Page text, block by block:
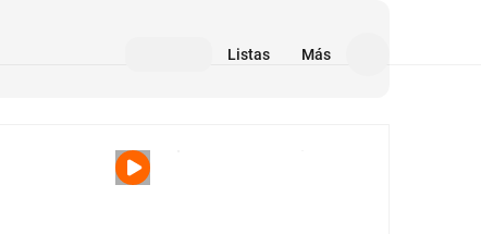
Listas Más